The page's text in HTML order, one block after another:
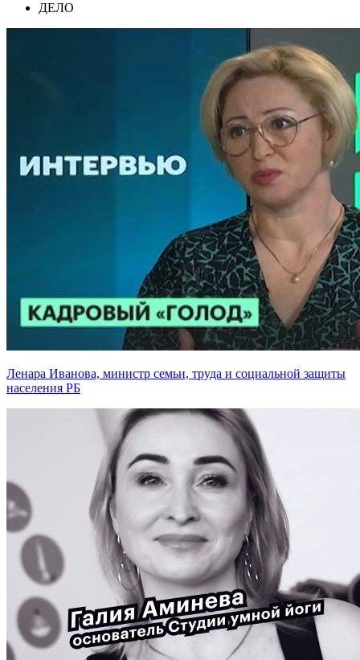
ДЕЛО
Ленара Иванова, министр семьи, труда и социальной защиты
населения РБ